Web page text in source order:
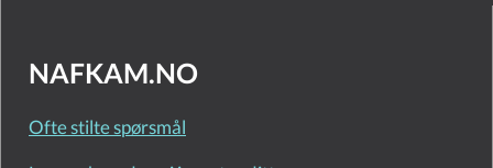
NAFKAM.NO
Ofte stilte spørsmål